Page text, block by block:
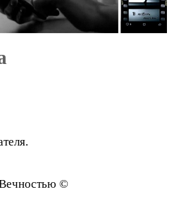
©